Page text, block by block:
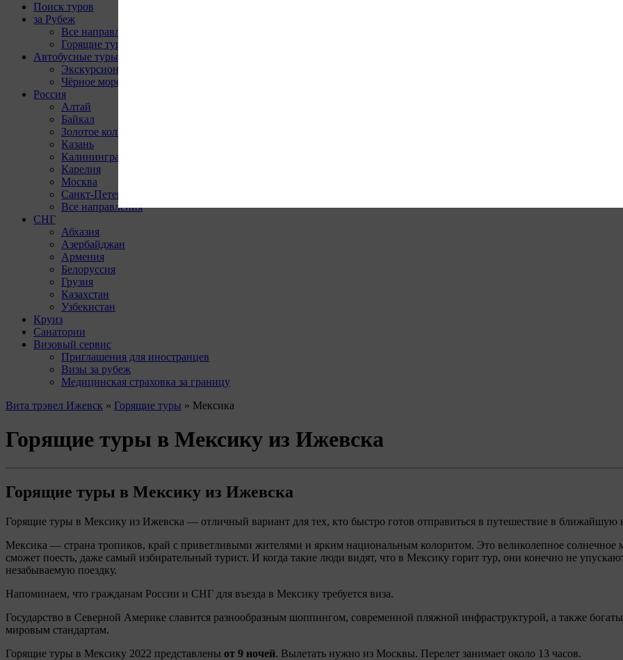
Поиск туров
за Рубеж
Все направления
Горящие туры
Автобусные туры
Экскурсионные
Чёрное море
Россия
Алтай
Байкал
Золотое кольцо
Казань
Калининград
Карелия
Москва
Санкт-Петербург
Все направления
СНГ
Абхазия
Азербайджан
Армения
Белоруссия
Грузия
Казахстан
Узбекистан
Круиз
Санатории
Визовый сервис
Приглашения для иностранцев
Визы за рубеж
Медицинская страховка за границу
Вита трэвел Ижевск » Горящие туры » Мексика
Горящие туры в Мексику из Ижевска
Горящие туры в Мексику из Ижевска
Горящие туры в Мексику из Ижевска — отличный вариант для тех, кто быстро готов отправиться в путешествие в ближайшую
Мексика — страна тропиков, край с приветливыми жителями и ярким национальным колоритом. Это великолепное солнечное
сможет поесть, даже самый избирательный турист. И когда такие люди видят, что в Мексику горит тур, они конечно не
незабываемую поездку.
Напоминаем, что гражданам России и СНГ для въезда в Мексику требуется виза.
Государство в Северной Америке славится разнообразным шоппингом, современной пляжной инфраструктурой, а также
мировым стандартам.
Горящие туры в Мексику 2022 представлены от 9 ночей. Вылетать нужно из Москвы. Перелет занимает около 13 часов.